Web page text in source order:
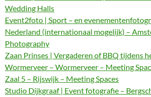
Wedding Halls
Event2foto | Sport – en
Nederland (internationaal mogelijk) –
Photography
Zaan Prinses | Vergaderen of BBQ tijdens
Wormerveer – Wormerveer – Meeting
Zaal 5 – Rijswijk – Meeting Spaces
Studio Dijkgraaf | Event fotografie –